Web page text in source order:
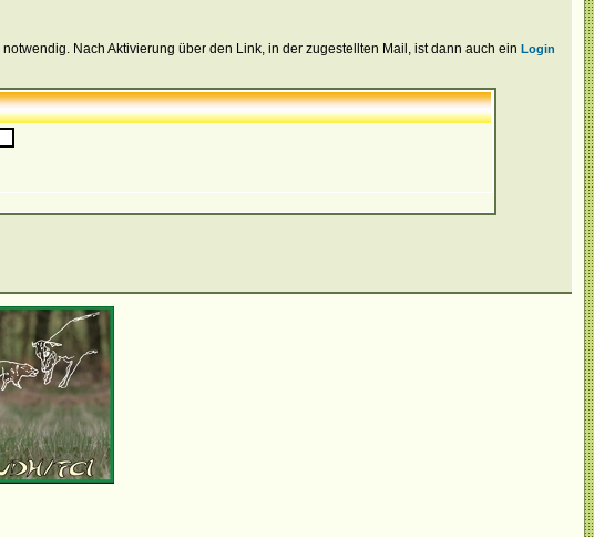
notwendig. Nach Aktivierung über den Link, in der zugestellten Mail, ist dann auch ein Login